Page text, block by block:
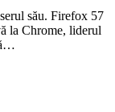
său. Firefox 57
la Chrome, liderul